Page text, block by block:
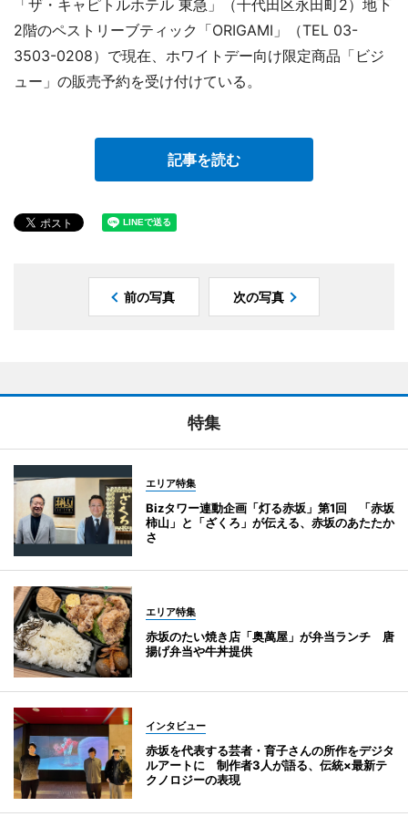
「ザ・キャピトルホテル 東急」（千代田区永田町2）地下
2階のペストリーブティック「ORIGAMI」（TEL 03-
3503-0208）で現在、ホワイトデー向け限定商品「ビジ
ュー」の販売予約を受け付けている。
記事を読む
前の写真 次の写真
特集
エリア特集
Bizタワー連動企画「灯る赤坂」第1回 「赤坂
柿山」と「ざくろ」が伝える、赤坂のあたたか
さ
エリア特集
赤坂のたい焼き店「奥萬屋」が弁当ランチ 唐
揚げ弁当や牛丼提供
インタビュー
赤坂を代表する芸者・育子さんの所作をデジタ
ルアートに 制作者3人が語る、伝統×最新テ
クノロジーの表現